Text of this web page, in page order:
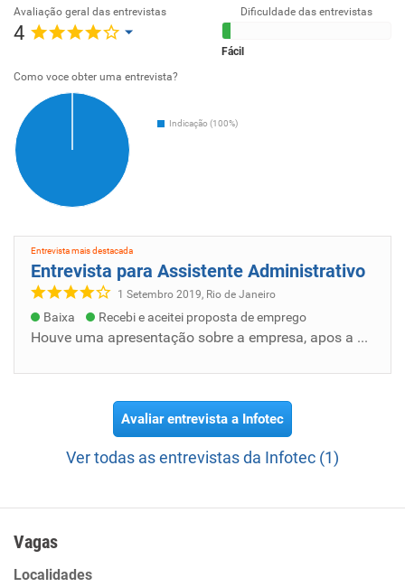
Avaliação geral das entrevistas
4
Dificuldade das entrevistas
Fácil
Como voce obter uma entrevista?
Indicação (100%)
Entrevista mais destacada
Entrevista para Assistente Administrativo
1 Setembro 2019, Rio de Janeiro
Baixa Recebi e aceitei proposta de emprego
Houve uma apresentação sobre a empresa, apos a explicação sobre o cargo e beneficios, salarios e afins. A entrevistadora foi muito gentil.
Avaliar entrevista a Infotec
Ver todas as entrevistas da Infotec (1)
Vagas
Localidades